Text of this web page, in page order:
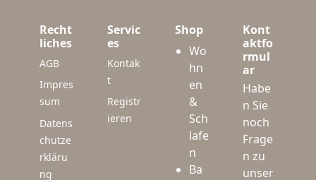
Recht
liches
AGB
Impres
sum
Datens
chutze
rkläru
ng
Servic
es
Kontak
t
Registr
ieren
Shop
Wo
hn
en
&
Sch
lafe
n
Ba
Kont
aktfo
rmul
ar
Habe
n Sie
noch
Frage
n zu
unser